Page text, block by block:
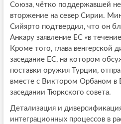
Союза, чётко поддержавшей
вторжение на север Сирии.
Сийярто подтвердил, что он
Анкару заявление ЕС «в
Кроме того, глава венгерской
заседание ЕС, на котором
поставки оружия Турции,
вместе с Виктором Орбаном в
заседании Тюркского совета.
Детализация и
интеграционных процессов в